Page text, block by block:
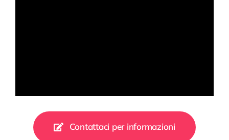
Contattaci per informazioni